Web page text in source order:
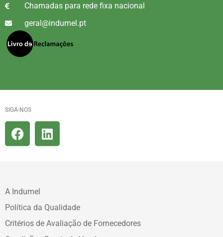
Chamadas para rede fixa nacional
geral@indumel.pt
SIGA-NOS
A Indumel
Política da Qualidade
Critérios de Avaliação de Fornecedores